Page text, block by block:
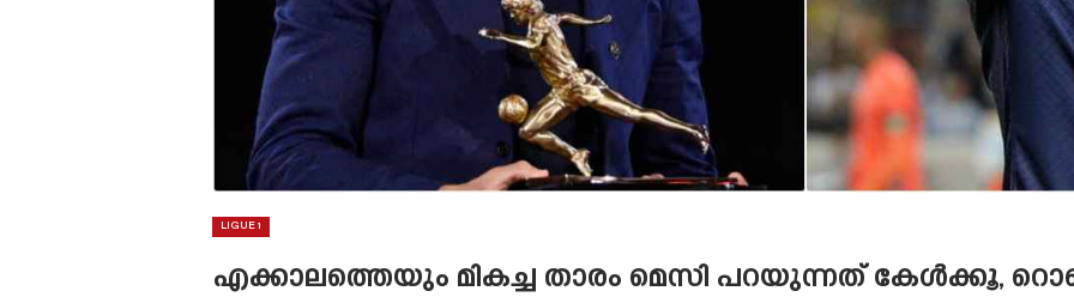
LIGUE 1
എക്കാലത്തെയും മികച്ച താരം മെസി പറയുന്നത് കേൾക്കൂ,